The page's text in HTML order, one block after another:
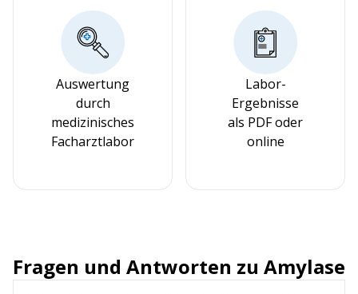
Auswertung
durch
medizinisches
Facharztlabor
Labor-
Ergebnisse
als PDF oder
online
Fragen und Antworten zu Amylase